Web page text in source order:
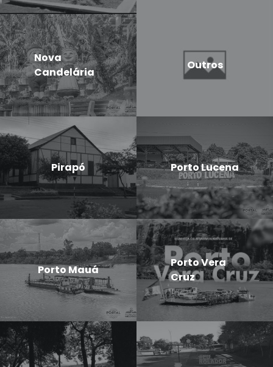
Nova
Candelária
Outros
Pirapó Porto Lucena
Porto Mauá
Porto Vera
Cruz